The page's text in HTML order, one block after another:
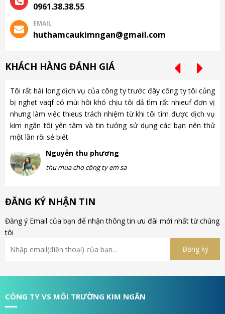
0961.38.38.55
EMAIL
huthamcaukimngan@gmail.com
KHÁCH HÀNG ĐÁNH GIÁ
Tôi rất hài long dịch vụ của công ty trước đây công ty tôi củng
bị nghẹt vaqf có mùi hôi khó chịu tôi dả tìm rất nhieuf đơn vị
nhưng làm việc thieus trách nhiệm từ khi tôi tìm được dịch vụ
kim ngân tôi yên tâm và tin tưởng sử dụng các bạn nên thử
một lần rồi sẻ biết
Nguyễn thu phương
thu mua cho công ty em sa
ĐĂNG KÝ NHẬN TIN
Đăng ý Email của bạn để nhận thông tin ưu đãi mới nhất từ chúng
tôi
CÔNG TY VS MÔI TRƯỜNG KIM NGÂN